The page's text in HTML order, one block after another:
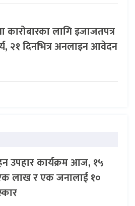
कारोबारका लागि इजाजतपत्र
२१ दिनभित्र अनलाइन आवेदन
उपहार कार्यक्रम आज, १५
लाख र एक जनालाई १०